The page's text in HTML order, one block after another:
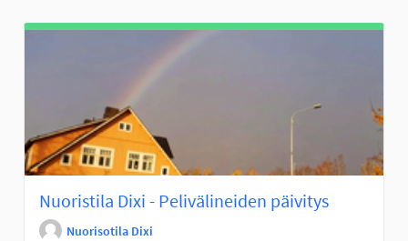
Nuoristila Dixi - Pelivälineiden päivitys
Nuorisotila Dixi